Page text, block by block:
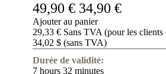
49,90 € 34,90 €
Ajouter au panier
29,33 € Sans TVA (pour les
34,02 $ (sans TVA)
Durée de validité:
7 hours 32 minutes